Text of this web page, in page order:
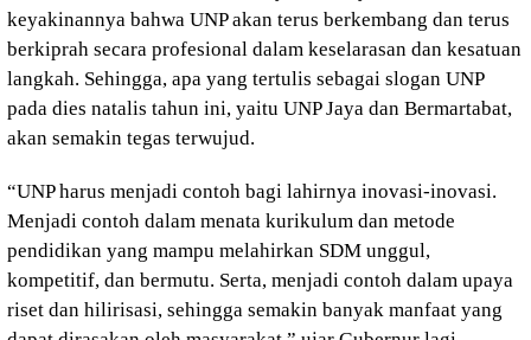
keyakinannya bahwa UNP akan terus berkembang dan terus
berkiprah secara profesional dalam keselarasan dan kesatuan
langkah. Sehingga, apa yang tertulis sebagai slogan UNP
pada dies natalis tahun ini, yaitu UNP Jaya dan Bermartabat,
akan semakin tegas terwujud.
“UNP harus menjadi contoh bagi lahirnya inovasi-inovasi.
Menjadi contoh dalam menata kurikulum dan metode
pendidikan yang mampu melahirkan SDM unggul,
kompetitif, dan bermutu. Serta, menjadi contoh dalam upaya
riset dan hilirisasi, sehingga semakin banyak manfaat yang